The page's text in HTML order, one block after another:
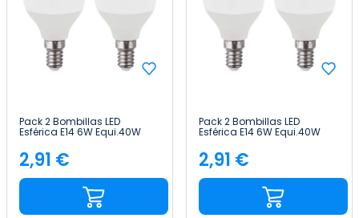
Pack 2 Bombillas LED
Esférica E14 6W Equi.40W
470lm 10000H 1Primer Leader
Precio
2,91 €
Pack 2 Bombillas LED
Esférica E14 6W Equi.40W
470lm 15000H Raydan
Home
Precio
2,91 €